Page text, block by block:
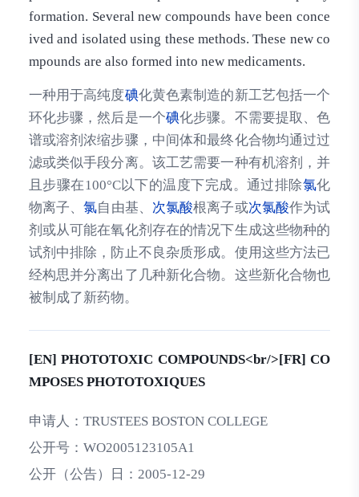
formation. Several new compounds have been conce
ived and isolated using these methods. These new co
mpounds are also formed into new medicaments.
一种用于高纯度碘化黄色素制造的新工艺包括一个
环化步骤，然后是一个碘化步骤。不需要提取、色
谱或溶剂浓缩步骤，中间体和最终化合物均通过过
滤或类似手段分离。该工艺需要一种有机溶剂，并
且步骤在100°C以下的温度下完成。通过排除氯化
物离子、氯自由基、 次氯酸根离子或次氯酸作为试
剂或从可能在氧化剂存在的情况下生成这些物种的
试剂中排除，防止不良杂质形成。使用这些方法已
经构思并分离出了几种新化合物。这些新化合物也
被制成了新药物。
[EN] PHOTOTOXIC COMPOUNDS<br/>[FR] CO
MPOSES PHOTOTOXIQUES
申请人： TRUSTEES BOSTON COLLEGE
公开号： WO2005123105A1
公开（公告）日： 2005-12-29